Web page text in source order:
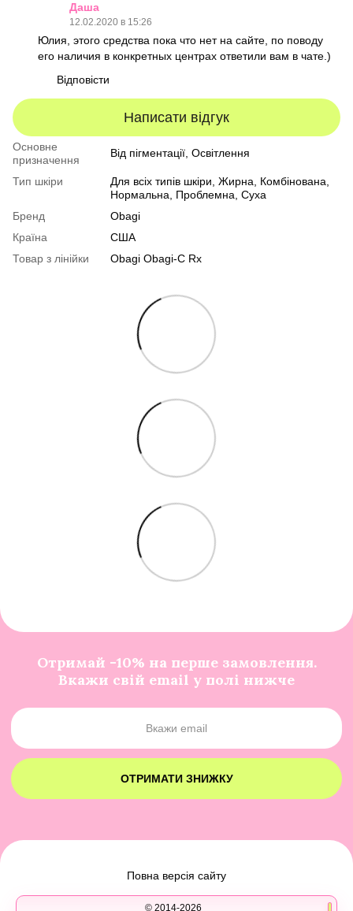
Даша
12.02.2020 в 15:26
Юлия, этого средства пока что нет на сайте, по поводу
его наличия в конкретных центрах ответили вам в чате.)
Відповісти
Написати відгук
Основне
призначення
Від пігментації, Освітлення
Тип шкіри Для всіх типів шкіри, Жирна, Комбінована,
Нормальна, Проблемна, Суха
Бренд
Obagi
Країна
США
Товар з лінійки
Obagi Obagi-C Rx
Отримай -10% на перше замовлення.
Вкажи свій email у полі нижче
ОТРИМАТИ ЗНИЖКУ
Повна версія сайту
© 2014-2026